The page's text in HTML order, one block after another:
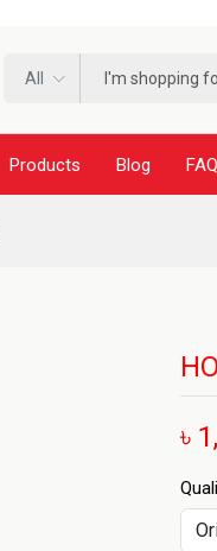
All
Products Blog
৳